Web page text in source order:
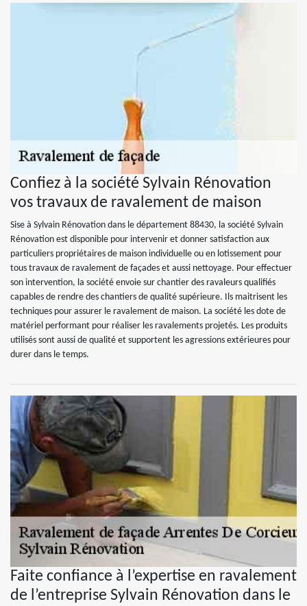
Confiez à la société Sylvain Rénovation
vos travaux de ravalement de maison
Sise à Sylvain Rénovation dans le département 88430, la société Sylvain
Rénovation est disponible pour intervenir et donner satisfaction aux
particuliers propriétaires de maison individuelle ou en lotissement pour
tous travaux de ravalement de façades et aussi nettoyage. Pour effectuer
son intervention, la société envoie sur chantier des ravaleurs qualifiés
capables de rendre des chantiers de qualité supérieure. Ils maitrisent les
techniques pour assurer le ravalement de maison. La société les dote de
matériel performant pour réaliser les ravalements projetés. Les produits
utilisés sont aussi de qualité et supportent les agressions extérieures pour
durer dans le temps.
Faite confiance à l’expertise en ravalement
de l’entreprise Sylvain Rénovation dans le